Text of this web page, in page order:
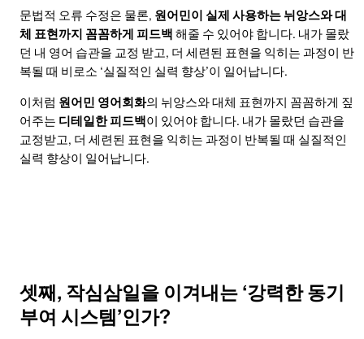
문법적 오류 수정은 물론, 원어민이 실제 사용하는 뉘앙스와 대
체 표현까지 꼼꼼하게 피드백 해줄 수 있어야 합니다. 내가 몰랐
던 내 영어 습관을 교정 받고, 더 세련된 표현을 익히는 과정이 반
복될 때 비로소 ‘실질적인 실력 향상’이 일어납니다.
이처럼 원어민 영어회화의 뉘앙스와 대체 표현까지 꼼꼼하게 짚
어주는 디테일한 피드백이 있어야 합니다. 내가 몰랐던 습관을
교정받고, 더 세련된 표현을 익히는 과정이 반복될 때 실질적인
실력 향상이 일어납니다.
셋째, 작심삼일을 이겨내는 ‘강력한 동기
부여 시스템’인가?